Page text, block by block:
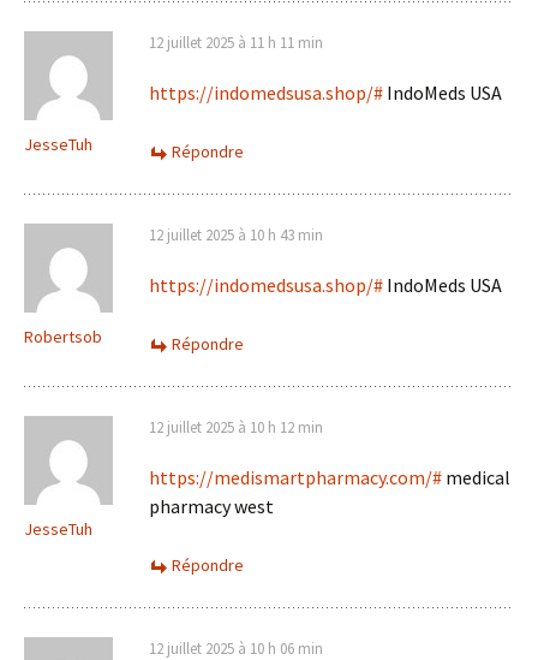
JesseTuh
12 juillet 2025 à 11 h 11 min
https://indomedsusa.shop/# IndoMeds USA
Répondre
Robertsob
12 juillet 2025 à 10 h 43 min
https://indomedsusa.shop/# IndoMeds USA
Répondre
JesseTuh
12 juillet 2025 à 10 h 12 min
https://medismartpharmacy.com/# medical
pharmacy west
Répondre
12 juillet 2025 à 10 h 06 min